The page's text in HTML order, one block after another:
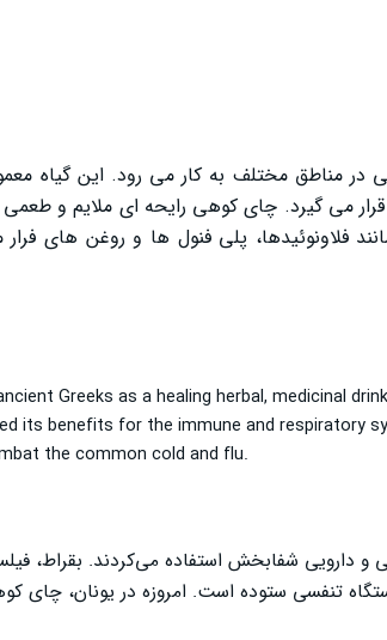
مناطق مختلف به کار می‌ رود. این گیاه
می‌ گیرد. چای کوهی رایحه‌ ای ملایم و طعمی
فلاونوئیدها، پلی‌ فنول‌ ها و روغن‌ های
Greeks as a healing herbal, medicinal
its benefits for the immune and respiratory
the common cold and flu.
و دارویی شفابخش استفاده می‌کردند. بقراط،
تنفسی ستوده است. امروزه در یونان، چای